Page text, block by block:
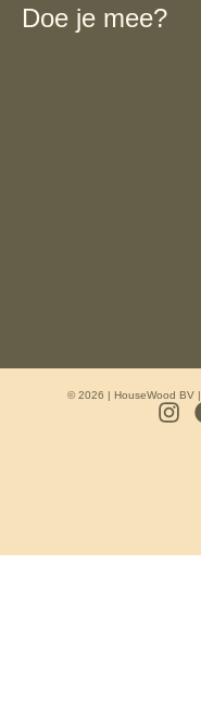
Doe je mee?
© 2026 | HouseWood BV |